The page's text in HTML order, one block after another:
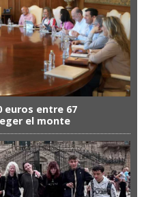
euros entre 67
el monte